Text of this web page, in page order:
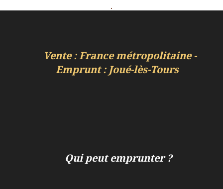
.
Vente : France métropolitaine -
Emprunt : Joué-lès-Tours
Qui peut emprunter ?